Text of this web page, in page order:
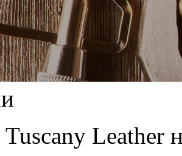
Leather